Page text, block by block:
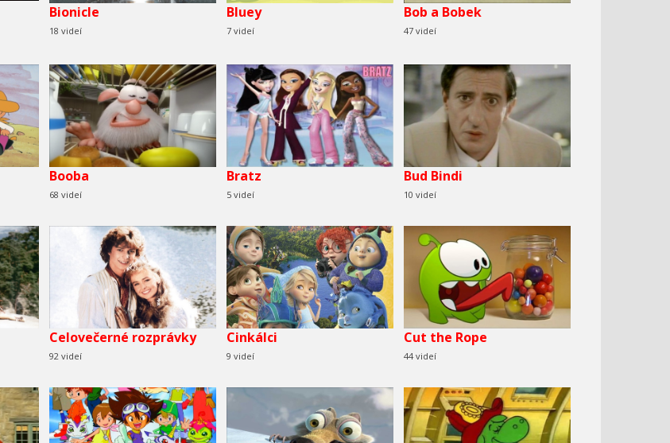
Bionicle
18 videí
Bluey
7 videí
Bob a Bobek
47 videí
Booba
68 videí
Bratz
5 videí
Bud Bindi
10 videí
Celovečerné rozprávky
92 videí
Cinkálci
9 videí
Cut the Rope
44 videí